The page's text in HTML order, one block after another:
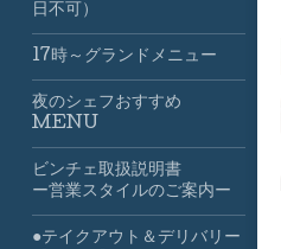
日不可）
17時～グランドメニュー
夜のシェフおすすめ
MENU
ビンチェ取扱説明書
ー営業スタイルのご案内ー
●テイクアウト＆デリバリー